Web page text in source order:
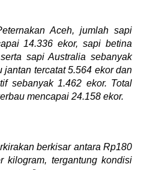
Aceh, jumlah sapi
14.336 ekor, sapi betina
sapi Australia sebanyak
jantan tercatat 5.564 ekor dan
sebanyak 1.462 ekor. Total
mencapai 24.158 ekor.
berkisar antara Rp180
kilogram, tergantung kondisi